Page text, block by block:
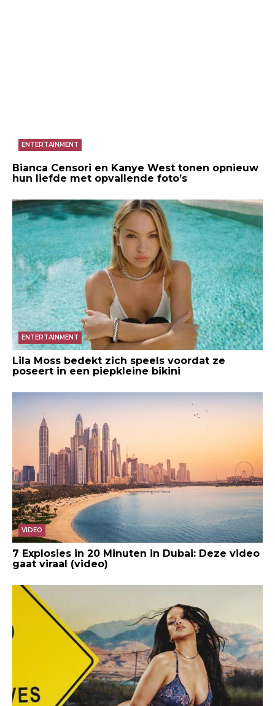
ENTERTAINMENT
Bianca Censori en Kanye West tonen opnieuw
hun liefde met opvallende foto’s
ENTERTAINMENT
Lila Moss bedekt zich speels voordat ze
poseert in een piepkleine bikini
VIDEO
7 Explosies in 20 Minuten in Dubai: Deze video
gaat viraal (video)